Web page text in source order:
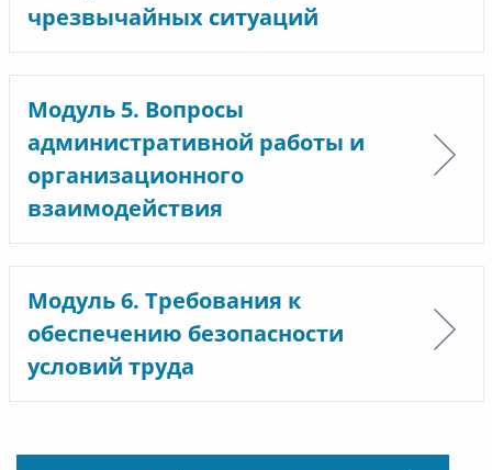
чрезвычайных ситуаций
Модуль 5. Вопросы
административной работы и
организационного
взаимодействия
Модуль 6. Требования к
обеспечению безопасности
условий труда